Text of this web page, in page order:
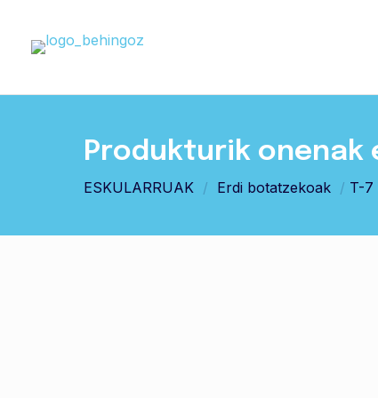
Produkturik onenak
ESKULARRUAK / Erdi botatzekoak / T-7